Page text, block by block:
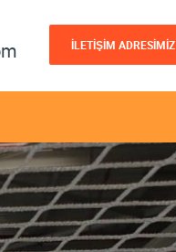
İLETİŞİM ADRESİMİZ